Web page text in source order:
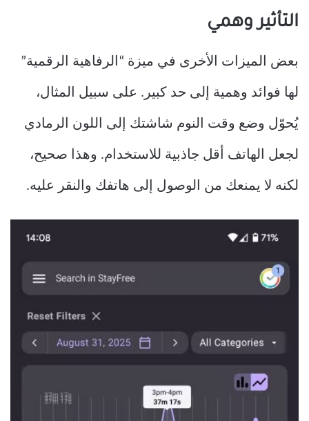
التأثير وهمي
بعض الميزات الأخرى في ميزة “الرفاهية الرقمية”
لها فوائد وهمية إلى حد كبير. على سبيل المثال،
يُحوّل وضع وقت النوم شاشتك إلى اللون الرمادي
لجعل الهاتف أقل جاذبية للاستخدام. وهذا صحيح،
لكنه لا يمنعك من الوصول إلى هاتفك والنقر عليه.